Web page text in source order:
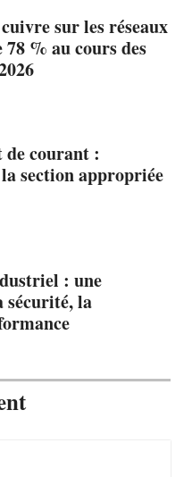
sur les réseaux
% au cours des
courant :
section appropriée
: une
sécurité, la